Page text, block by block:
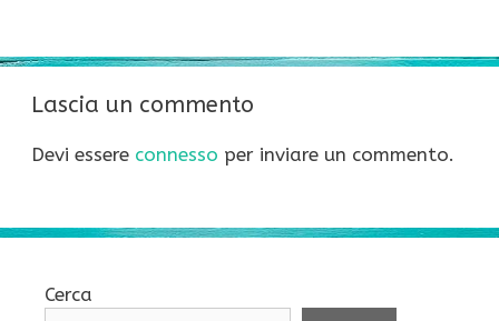
Lascia un commento
Devi essere connesso per inviare un commento.
Cerca